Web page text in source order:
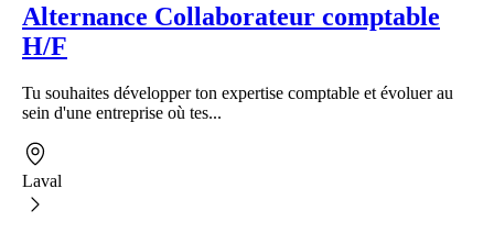
Alternance Collaborateur comptable
H/F
Tu souhaites développer ton expertise comptable et évoluer au
sein d'une entreprise où tes...
Laval